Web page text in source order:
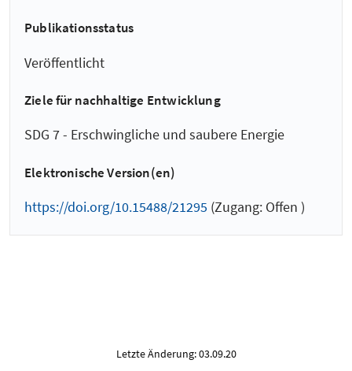
Publikationsstatus
Veröffentlicht
Ziele für nachhaltige Entwicklung
SDG 7 - Erschwingliche und saubere Energie
Elektronische Version(en)
https://doi.org/10.15488/21295 (Zugang: Offen )
Letzte Änderung: 03.09.20